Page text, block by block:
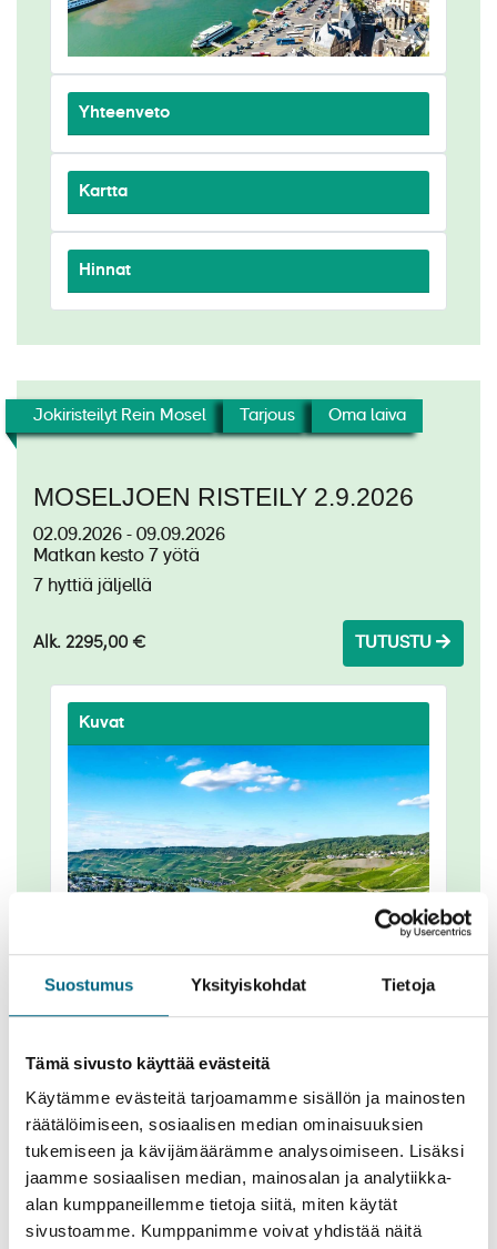
Suostumus Yksityiskohdat Tietoja
Tämä sivusto käyttää evästeitä
Käytämme evästeitä tarjoamamme sisällön ja mainosten
räätälöimiseen, sosiaalisen median ominaisuuksien
tukemiseen ja kävijämäärämme analysoimiseen. Lisäksi
jaamme sosiaalisen median, mainosalan ja analytiikka-
alan kumppaneillemme tietoja siitä, miten käytät
sivustoamme. Kumppanimme voivat yhdistää näitä
Yhteenveto
Kartta
Hinnat
Jokiristeilyt Rein Mosel Tarjous Oma laiva
MOSELJOEN RISTEILY 2.9.2026
02.09.2026 - 09.09.2026
Matkan kesto 7 yötä
7 hyttiä jäljellä
Alk. 2295,00 € TUTUSTU
Kuvat
Yhteenveto
Kartta